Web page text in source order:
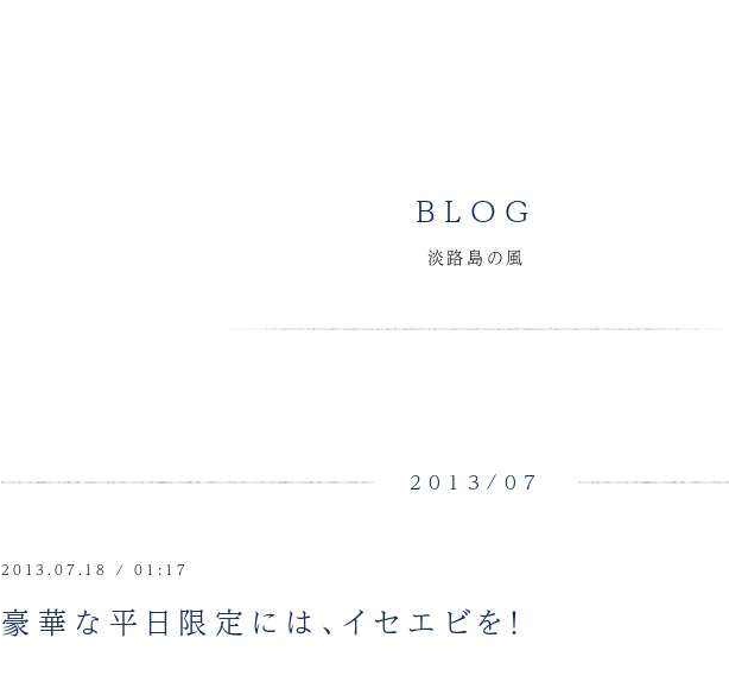
BLOG
淡路島の風
2013/07
2013.07.18 / 01:17
豪華な平日限定には、イセエビを！